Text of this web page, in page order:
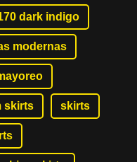
dark indigo
modernas
skirts skirts